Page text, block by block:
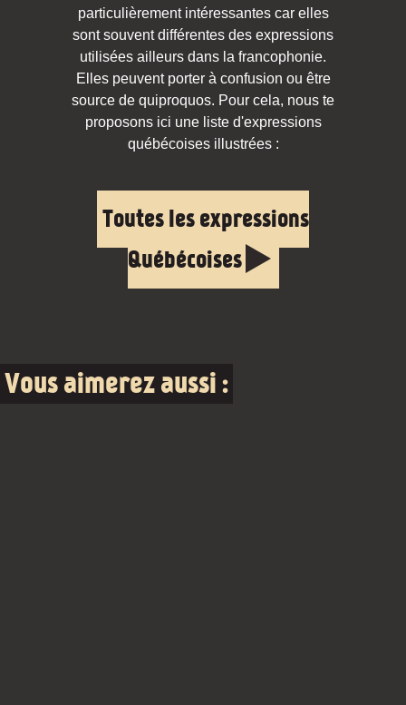
particulièrement intéressantes car elles
sont souvent différentes des expressions
utilisées ailleurs dans la francophonie.
Elles peuvent porter à confusion ou être
source de quiproquos. Pour cela, nous te
proposons ici une liste d'expressions
québécoises illustrées :
Toutes les expressions
Québécoises
Vous aimerez aussi :